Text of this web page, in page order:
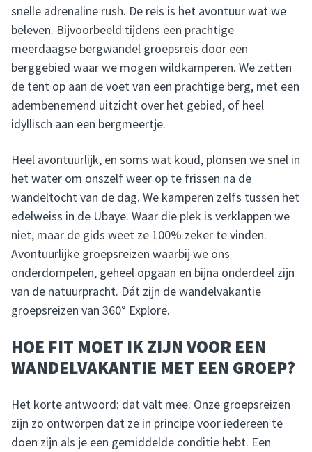
snelle adrenaline rush. De reis is het avontuur wat we
beleven. Bijvoorbeeld tijdens een prachtige
meerdaagse bergwandel groepsreis door een
berggebied waar we mogen wildkamperen. We zetten
de tent op aan de voet van een prachtige berg, met een
adembenemend uitzicht over het gebied, of heel
idyllisch aan een bergmeertje.
Heel avontuurlijk, en soms wat koud, plonsen we snel in
het water om onszelf weer op te frissen na de
wandeltocht van de dag. We kamperen zelfs tussen het
edelweiss in de Ubaye. Waar die plek is verklappen we
niet, maar de gids weet ze 100% zeker te vinden.
Avontuurlijke groepsreizen waarbij we ons
onderdompelen, geheel opgaan en bijna onderdeel zijn
van de natuurpracht. Dát zijn de wandelvakantie
groepsreizen van 360° Explore.
HOE FIT MOET IK ZIJN VOOR EEN
WANDELVAKANTIE MET EEN GROEP?
Het korte antwoord: dat valt mee. Onze groepsreizen
zijn zo ontworpen dat ze in principe voor iedereen te
doen zijn als je een gemiddelde conditie hebt. Een